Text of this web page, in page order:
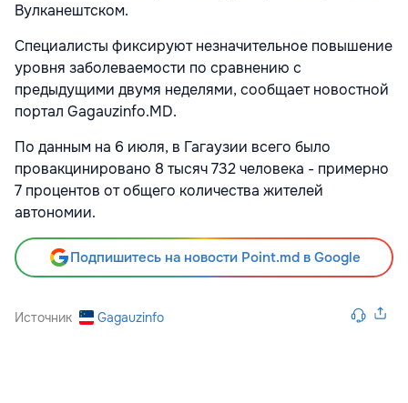
Вулканештском.
Специалисты фиксируют незначительное повышение
уровня заболеваемости по сравнению с
предыдущими двумя неделями, сообщает новостной
портал Gagauzinfo.MD.
По данным на 6 июля, в Гагаузии всего было
провакцинировано 8 тысяч 732 человека - примерно
7 процентов от общего количества жителей
автономии.
Подпишитесь на новости Point.md в Google
Источник Gagauzinfo